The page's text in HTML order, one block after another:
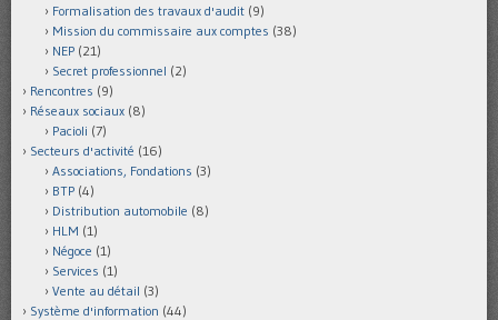
Formalisation des travaux d'audit (9)
Mission du commissaire aux comptes (38)
NEP (21)
Secret professionnel (2)
Rencontres (9)
Réseaux sociaux (8)
Pacioli (7)
Secteurs d'activité (16)
Associations, Fondations (3)
BTP (4)
Distribution automobile (8)
HLM (1)
Négoce (1)
Services (1)
Vente au détail (3)
Système d'information (44)